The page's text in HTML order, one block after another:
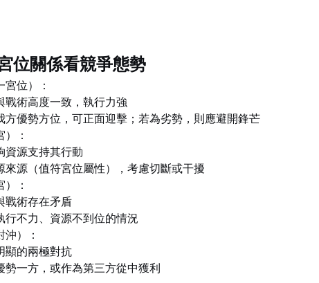
位關係看競爭態勢
宮位）：
戰術高度一致，執行力強
方優勢方位，可正面迎擊；若為劣勢，則應避開鋒芒
）：
資源支持其行動
來源（值符宮位屬性），考慮切斷或干擾
）：
戰術存在矛盾
行不力、資源不到位的情況
沖）：
顯的兩極對抗
勢一方，或作為第三方從中獲利